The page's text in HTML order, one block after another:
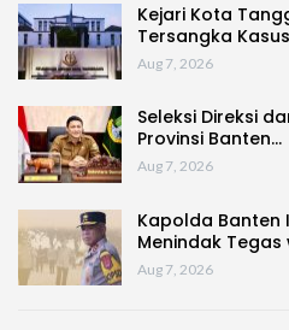
Kejari Kota
Tersangka
Aug 7, 2026
Seleksi Direksi
Provinsi Banten…
Aug 7, 2026
Kapolda Banten
Menindak
Aug 7, 2026